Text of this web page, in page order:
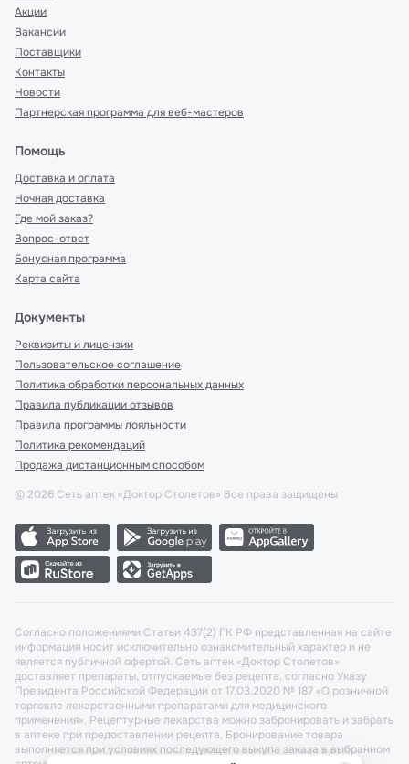
Акции
Вакансии
Поставщики
Контакты
Новости
Партнерская программа для веб-мастеров
Помощь
Доставка и оплата
Ночная доставка
Где мой заказ?
Вопрос-ответ
Бонусная программа
Карта сайта
Документы
Реквизиты и лицензии
Пользовательское соглашение
Политика обработки персональных данных
Правила публикации отзывов
Правила программы лояльности
Политика рекомендаций
Продажа дистанционным способом
© 2026 Сеть аптек «Доктор Столетов» Все права защищены
Согласно положениями Статьи 437(2) ГК РФ представленная на сайте
информация носит исключительно ознакомительный характер и не
является публичной офертой. Сеть аптек «Доктор Столетов»
доставляет препараты, отпускаемые без рецепта, согласно Указу
Президента Российской Федерации от 17.03.2020 № 187 «О розничной
торговле лекарственными препаратами для медицинского
применения». Рецептурные лекарства можно забронировать и забрать
в аптеке при предоставлении рецепта. Бронирование товара
выполняется при условиях последующего выкупа заказа в выбранном